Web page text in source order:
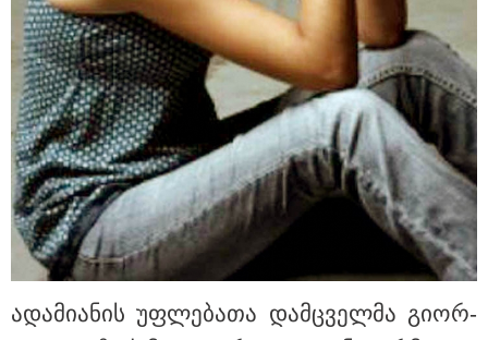
გამოქვეყნდა SpaceX-ის რაკეტის
ფრაგმენტის მთვარესთან
შეჯახების ამსახველი კადრები -
ორბიტალურმა აპარატმა
მთვარის ზედაპირი შეჯახებამდე
და შეჯახების შემდეგ გადაიღო
მიიღო თუ არა გამოძიებამ
"მეტასგან" რაიმე მონაცემები? -
რას პასუხობს კითხვაზე ნია
იმნაძის ადვოკატი
ადა­მი­ა­ნის უფ­ლე­ბა­თა დამ­ცველ­მა გი­ორ­